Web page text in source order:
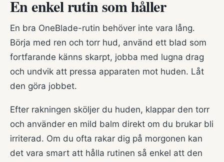
En enkel rutin som håller
En bra OneBlade-rutin behöver inte vara lång.
Börja med ren och torr hud, använd ett blad som
fortfarande känns skarpt, jobba med lugna drag
och undvik att pressa apparaten mot huden. Låt
den göra jobbet.
Efter rakningen sköljer du huden, klappar den torr
och använder en mild balm direkt om du brukar bli
irriterad. Om du ofta rakar dig på morgonen kan
det vara smart att hålla rutinen så enkel att den